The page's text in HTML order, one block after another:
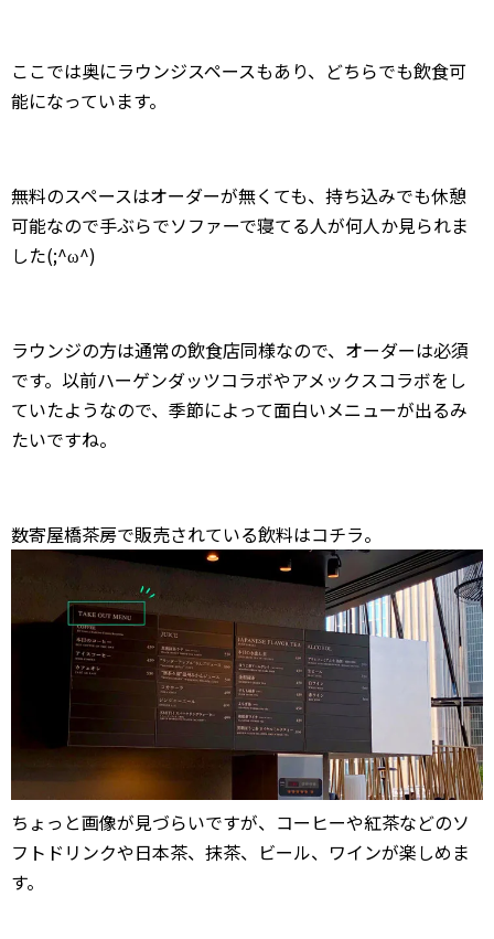
ここでは奥にラウンジスペースもあり、どちらでも飲食可
能になっています。
無料のスペースはオーダーが無くても、持ち込みでも休憩
可能なので手ぶらでソファーで寝てる人が何人か見られま
した(;^ω^)
ラウンジの方は通常の飲食店同様なので、オーダーは必須
です。以前ハーゲンダッツコラボやアメックスコラボをし
ていたようなので、季節によって面白いメニューが出るみ
たいですね。
数寄屋橋茶房で販売されている飲料はコチラ。
ちょっと画像が見づらいですが、コーヒーや紅茶などのソ
フトドリンクや日本茶、抹茶、ビール、ワインが楽しめま
す。